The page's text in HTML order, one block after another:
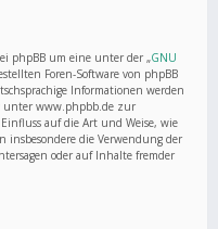
phpBB um eine unter der „GNU
Foren-Software von phpBB
Informationen werden
unter www.phpbb.de zur
auf die Art und Weise, wie
insbesondere die Verwendung der
oder auf Inhalte fremder